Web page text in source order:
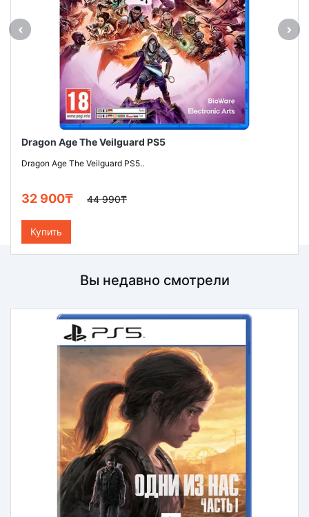
Dragon Age The Veilguard PS5
Dragon Age The Veilguard PS5..
32 900₸ 44 990₸
Купить
Вы недавно смотрели